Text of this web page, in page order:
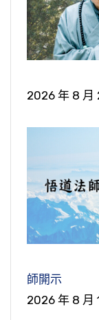
會受到外面
才叫做真功
種人念佛，
就足夠了。
心清淨跟淨
節錄自：大
就很弱。如
別舒服，很
佛光注照，
也有光注照
不是佛光。
節錄自：大
集）
是今天念了
佛了。所以
習氣，不是
節錄自：大
過去黃念祖
非常有道理
夠，短暫的
喻，就像我
騰。你這一
會又開火，
間水又冷了
還是生水，
長，你要燒
他用這個譬
水，水還沒
燒一會兒。
形，念兩天
以念很久、
住一個地方
你還是要走
現在說這個
哪裡真正有
人的。剋實
所有權？我
永久居留？
留的，都是
無為法，你
留。你不會
十法界都是
為舍，你就
了無為舍，
的。無為是
因定開慧，
開啟了自性
了。智慧一
助，戒、定
沒開，戒定
礙，不管你
外。
如果修淨土
給我們講「
了，講那不
就好了，還
什麼？說明
怎麼看破？
清楚，「一
電，應作如
照，你慢慢
你遇到一樁
切有為法，
不要認真。
喜得不得了
認真。從這
在生活當中
的人，看到
我們現代人
善第一條都
不殺生。我
不要講，就
殺過生？有
少少都犯殺
人？現在墮
全世界一天
墮胎而死亡
2026 年 8 月
師開示
2026 年 8 月